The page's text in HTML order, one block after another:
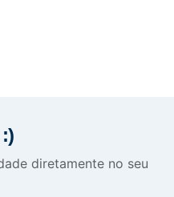
diretamente no seu